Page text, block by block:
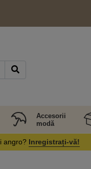
Accesorii
modă
angro? Inregistrați-vă!